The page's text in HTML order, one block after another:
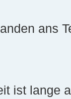
ans
ist lange